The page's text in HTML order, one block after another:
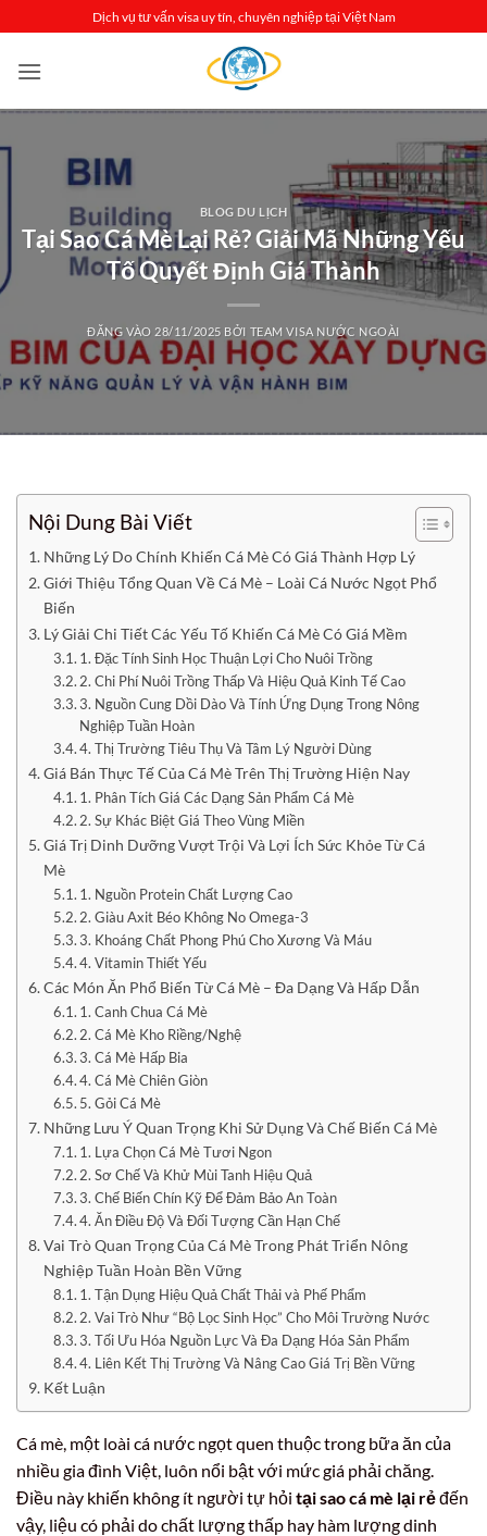
qua
nội
Dịch vụ tư vấn visa uy tín, chuyên nghiệp tại Việt Nam
BLOG DU LỊCH
Tại Sao Cá Mè Lại Rẻ? Giải Mã Những Yếu
Tố Quyết Định Giá Thành
ĐĂNG VÀO 28/11/2025 BỞI TEAM VISA NƯỚC NGOÀI
Nội Dung Bài Viết
Những Lý Do Chính Khiến Cá Mè Có Giá Thành Hợp Lý
Giới Thiệu Tổng Quan Về Cá Mè – Loài Cá Nước Ngọt Phổ
Biến
Lý Giải Chi Tiết Các Yếu Tố Khiến Cá Mè Có Giá Mềm
1. Đặc Tính Sinh Học Thuận Lợi Cho Nuôi Trồng
2. Chi Phí Nuôi Trồng Thấp Và Hiệu Quả Kinh Tế Cao
3. Nguồn Cung Dồi Dào Và Tính Ứng Dụng Trong Nông
Nghiệp Tuần Hoàn
4. Thị Trường Tiêu Thụ Và Tâm Lý Người Dùng
Giá Bán Thực Tế Của Cá Mè Trên Thị Trường Hiện Nay
1. Phân Tích Giá Các Dạng Sản Phẩm Cá Mè
2. Sự Khác Biệt Giá Theo Vùng Miền
Giá Trị Dinh Dưỡng Vượt Trội Và Lợi Ích Sức Khỏe Từ Cá
Mè
1. Nguồn Protein Chất Lượng Cao
2. Giàu Axit Béo Không No Omega-3
3. Khoáng Chất Phong Phú Cho Xương Và Máu
4. Vitamin Thiết Yếu
Các Món Ăn Phổ Biến Từ Cá Mè – Đa Dạng Và Hấp Dẫn
1. Canh Chua Cá Mè
2. Cá Mè Kho Riềng/Nghệ
3. Cá Mè Hấp Bia
4. Cá Mè Chiên Giòn
5. Gỏi Cá Mè
Những Lưu Ý Quan Trọng Khi Sử Dụng Và Chế Biến Cá Mè
1. Lựa Chọn Cá Mè Tươi Ngon
2. Sơ Chế Và Khử Mùi Tanh Hiệu Quả
3. Chế Biến Chín Kỹ Để Đảm Bảo An Toàn
4. Ăn Điều Độ Và Đối Tượng Cần Hạn Chế
Vai Trò Quan Trọng Của Cá Mè Trong Phát Triển Nông
Nghiệp Tuần Hoàn Bền Vững
1. Tận Dụng Hiệu Quả Chất Thải và Phế Phẩm
2. Vai Trò Như “Bộ Lọc Sinh Học” Cho Môi Trường Nước
3. Tối Ưu Hóa Nguồn Lực Và Đa Dạng Hóa Sản Phẩm
4. Liên Kết Thị Trường Và Nâng Cao Giá Trị Bền Vững
Kết Luận
Cá mè, một loài cá nước ngọt quen thuộc trong bữa ăn của
nhiều gia đình Việt, luôn nổi bật với mức giá phải chăng.
Điều này khiến không ít người tự hỏi tại sao cá mè lại rẻđến
vậy, liệu có phải do chất lượng thấp hay hàm lượng dinh